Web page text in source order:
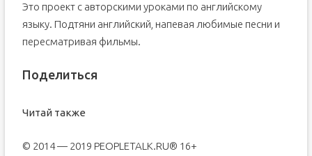
Это проект с авторскими уроками по английскому
языку. Подтяни английский, напевая любимые песни и
пересматривая фильмы.
Поделиться
Читай также
© 2014 — 2019 PEOPLETALK.RU® 16+